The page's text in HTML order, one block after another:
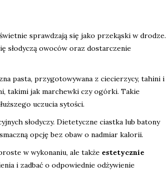
sprawdzają się jako przekąski w drodze.
słodyczą owoców oraz dostarczenie
pasta, przygotowywana z ciecierzycy, tahini i
takimi jak marchewki czy ogórki. Takie
uczucia sytości.
słodyczy. Dietetyczne ciastka lub batony
opcję bez obaw o nadmiar kalorii.
w wykonaniu, ale także estetycznie
i zadbać o odpowiednie odżywienie